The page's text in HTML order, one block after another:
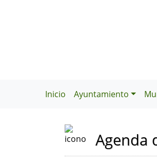
Inicio Ayuntamiento
Agenda